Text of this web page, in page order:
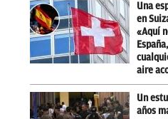
Una
en
«Aquí
aire
Un
años